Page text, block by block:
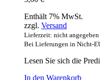
Enthält 7% MwSt.
zzgl. Versand
Lieferzeit: nicht angegeben
Bei Lieferungen in Nicht-
Lesen Sie sich die
In den Warenkorb